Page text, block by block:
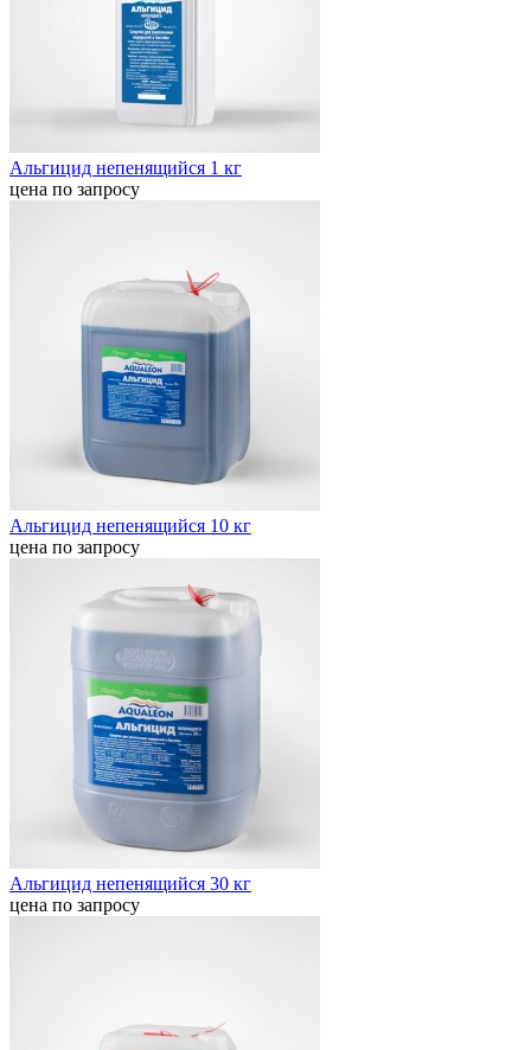
Альгицид непенящийся 1 кг
цена по запросу
Альгицид непенящийся 10 кг
цена по запросу
Альгицид непенящийся 30 кг
цена по запросу